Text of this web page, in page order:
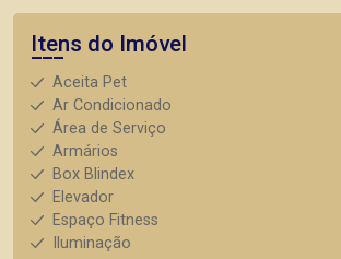
Itens do Imóvel
Aceita Pet
Ar Condicionado
Área de Serviço
Armários
Box Blindex
Elevador
Espaço Fitness
Iluminação